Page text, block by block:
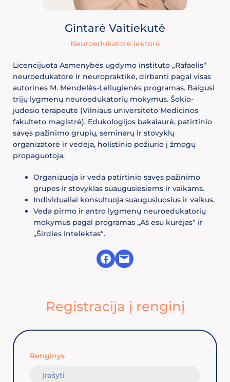
Gintarė Vaitiekutė
Neuroedukatorė lektorė
Licencijuota Asmenybės ugdymo instituto „Rafaelis“
neuroedukatorė ir neuropraktikė, dirbanti pagal visas
autorines M. Mendelės-Leliugienės programas. Baigusi
trijų lygmenų neuroedukatorių mokymus. Šokio-
judesio terapeutė (Vilniaus universiteto Medicinos
fakulteto magistrė). Edukologijos bakalaurė, patirtinio
savęs pažinimo grupių, seminarų ir stovyklų
organizatorė ir vedėja, holistinio požiūrio į žmogų
propaguotoja.
Organizuoja ir veda patirtinio savęs pažinimo
grupes ir stovyklas suaugusiesiems ir vaikams.
Individualiai konsultuoja suaugusiuosius ir vaikus.
Veda pirmo ir antro lygmenų neuroedukatorių
mokymus pagal programas „Aš esu kūrėjas“ ir
„Širdies intelektas“.
Facebook Mail
Registracija į renginį
Renginys